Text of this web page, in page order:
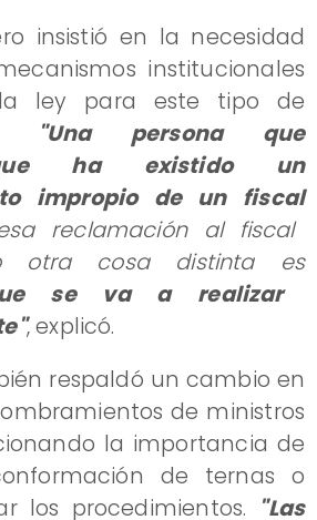
insistió en la necesidad
institucionales
ley para este tipo de
"Una persona que
ha existido un
impropio de un fiscal
reclamación al fiscal
otra cosa distinta es
se va a realizar
, explicó.
respaldó un cambio en
de ministros
la importancia de
de ternas o
los procedimientos. "Las